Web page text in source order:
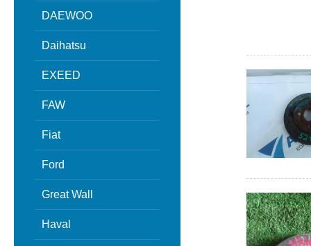
DAEWOO
Daihatsu
EXEED
FAW
Fiat
Ford
Great Wall
Haval